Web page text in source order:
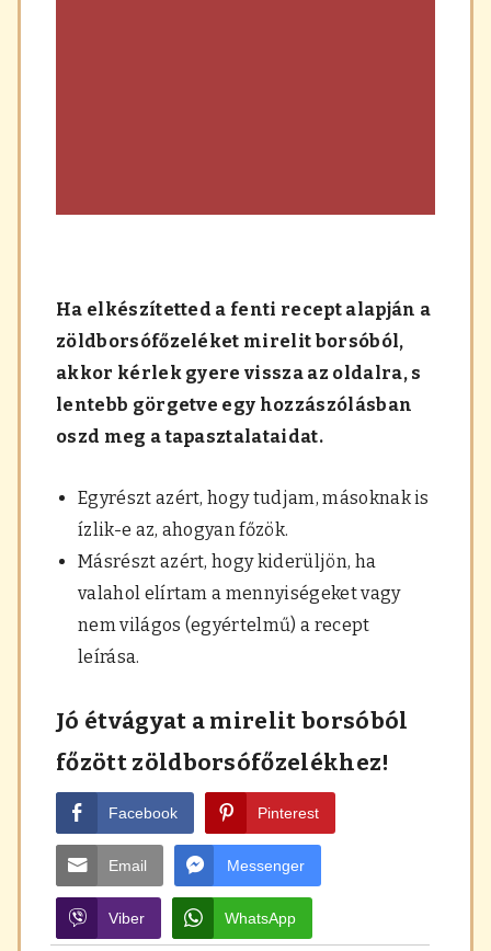
Ha elkészítetted a fenti recept alapján a
zöldborsófőzeléket mirelit borsóból,
akkor kérlek gyere vissza az oldalra, s
lentebb görgetve egy hozzászólásban
oszd meg a tapasztalataidat.
Egyrészt azért, hogy tudjam, másoknak is
ízlik-e az, ahogyan főzök.
Másrészt azért, hogy kiderüljön, ha
valahol elírtam a mennyiségeket vagy
nem világos (egyértelmű) a recept
leírása.
Jó étvágyat a mirelit borsóból
főzött zöldborsófőzelékhez!
Facebook Pinterest
Email Messenger
Viber WhatsApp